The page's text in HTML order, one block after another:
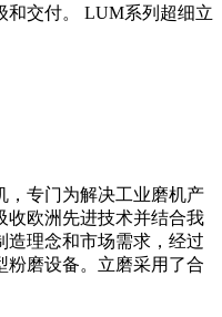
和交付。 LUM系列超细立
，专门为解决工业磨机产
收欧洲先进技术并结合我
造理念和市场需求，经过
粉磨设备。立磨采用了合